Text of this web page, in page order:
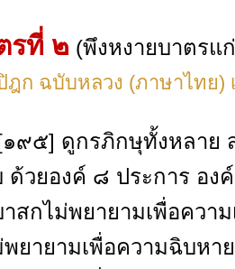
รที่ ๒ (พึงหงายบาตรแ
ฎก ฉบับหลวง (ภาษาไทย)
ดูกรภิกษุทั้งหลาย ส
ด้วยองค์ ๘ ประการ อง
กไม่พยายามเพื่อควา
ยายามเพื่อความฉิบหา